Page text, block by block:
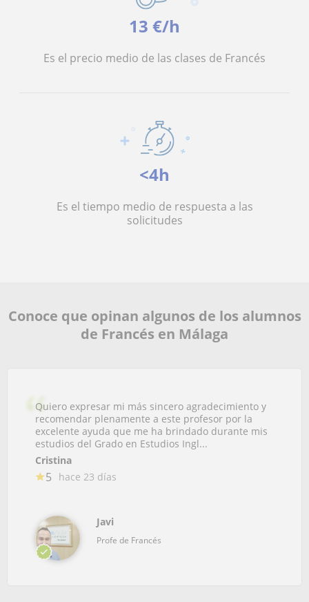
13 €/h
Es el precio medio de las clases de Francés
<4h
Es el tiempo medio de respuesta a las
solicitudes
Conoce que opinan algunos de los alumnos
de Francés en Málaga
Quiero expresar mi más sincero agradecimiento y
recomendar plenamente a este profesor por la
excelente ayuda que me ha brindado durante mis
estudios del Grado en Estudios Ingl...
Cristina
5 hace 23 días
Javi
Profe de Francés